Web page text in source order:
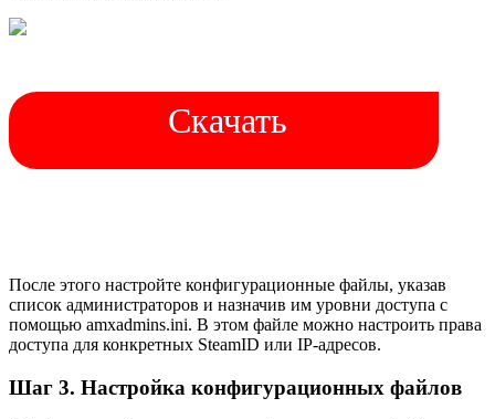
Скачать
После этого настройте конфигурационные файлы, указав
список администраторов и назначив им уровни доступа с
помощью amxadmins.ini. В этом файле можно настроить права
доступа для конкретных SteamID или IP-адресов.
Шаг 3. Настройка конфигурационных файлов